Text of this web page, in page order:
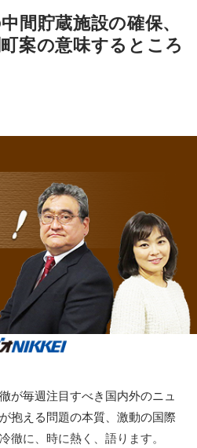
ど舞台袖の芸人は笑ってない」
～」
嬉しいな！！感情がムズ
思ったガチアドバイスをしてお
ボーン解散水面下で進んでた
エピソードも出ております。
終的に「次から全員ブリ
という指示が飛び出しました。
の告知をして帰る予定が上手く
。もしかしたら告知していたラ
すかもしれません。
Seasonも残り僅
なく解禁します
タ宇賀地コーチインタ
定
そしてブリュッセルへ
西本武司さん
なったのですか？
を改善して、今まではブンブン
はコンタクトできるようにコン
ルを見ることができて自分の思
いバッティングになってきたの
いきたいですね？
ろは継続していきたいです」
んの場所を経験しています。
ましたが(7月25日、西武－ロッ
？
ょうか？
がメルセデスだったので出ては
す。7、8、9番くらいの下の方
』と思ってパッと上を見たら『3
としても活動しており、林は役
ている。
クとの出会い、音楽を好きにな
く好きだったんですよ。その影
聞いて育ってきたので、自然と
感じですね。
になったという林。兄から「こ
なよ」と勧められたり、林が
」と話すと系統の近いバンドを
くにロックがある生活になって
構音楽が好きなので。あと、母
。そんな感じでございます！
間貯蔵施設の確保、
案の意味するところ
が毎週注目すべき国内外のニュ
抱える問題の本質、激動の国際
徹に、時に熱く、語ります。